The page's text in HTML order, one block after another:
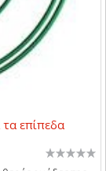
επίπεδα